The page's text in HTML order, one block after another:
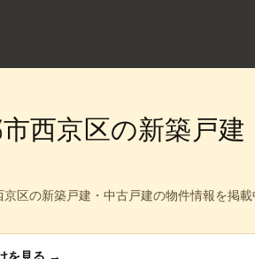
西京区の新築戸建
京区の新築戸建・中古戸建の物件情報を掲載